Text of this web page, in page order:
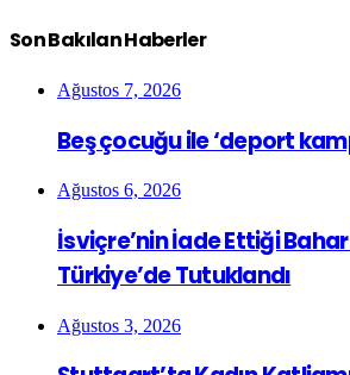
Son Bakılan Haberler
Ağustos 7, 2026
Beş çocuğu ile ‘deport
Ağustos 6, 2026
İsviçre’nin İade Ettiği
Türkiye’de Tutuklandı
Ağustos 3, 2026